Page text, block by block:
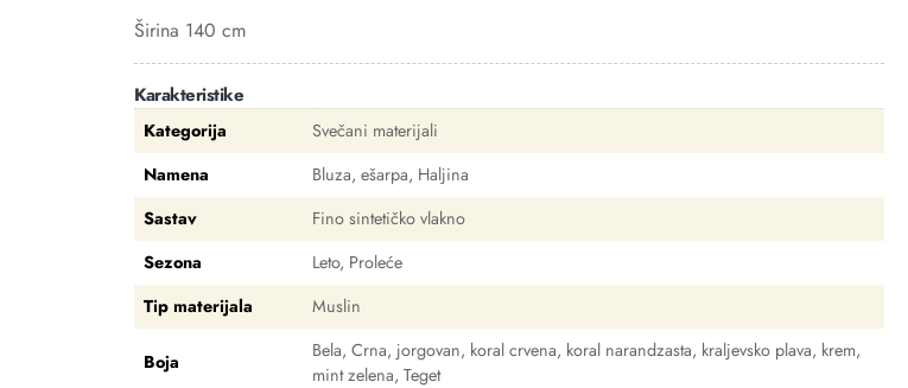
Širina 140 cm
Karakteristike
Kategorija
Svečani materijali
Namena
Bluza, ešarpa, Haljina
Sastav
Fino sintetičko vlakno
Sezona
Leto, Proleće
Tip materijala
Muslin
Boja Bela, Crna, jorgovan, koral crvena, koral narandzasta, kraljevsko plava, krem,
mint zelena, Teget